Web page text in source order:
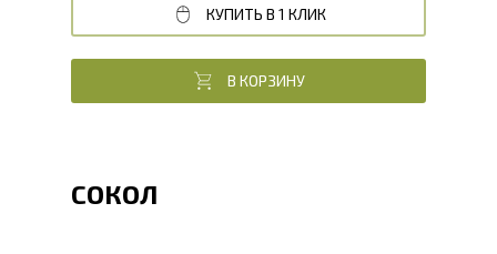
КУПИТЬ В 1 КЛИК
В КОРЗИНУ
СОКОЛ